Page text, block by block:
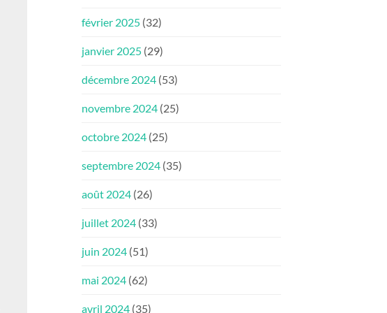
février 2025 (32)
janvier 2025 (29)
décembre 2024 (53)
novembre 2024 (25)
octobre 2024 (25)
septembre 2024 (35)
août 2024 (26)
juillet 2024 (33)
juin 2024 (51)
mai 2024 (62)
avril 2024 (35)